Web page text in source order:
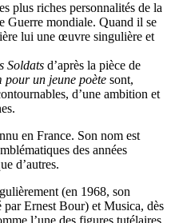
plus riches personnalités de la
Guerre mondiale. Quand il se
lui une œuvre singulière et
Soldats d’après la pièce de
pour un jeune poète sont,
d’une ambition et
en France. Son nom est
des années
d’autres.
(en 1968, son
par Ernest Bour) et Musica, dès